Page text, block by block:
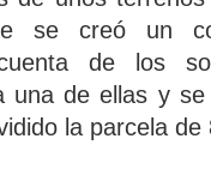
se creó un
de los
una de ellas y
la parcela